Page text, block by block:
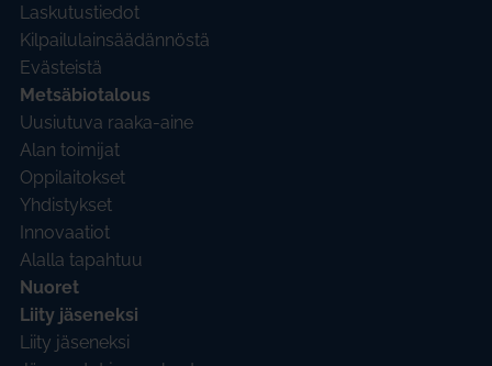
Laskutustiedot
Kilpailulainsäädännöstä
Evästeistä
Metsäbiotalous
Uusiutuva raaka-aine
Alan toimijat
Oppilaitokset
Yhdistykset
Innovaatiot
Alalla tapahtuu
Nuoret
Liity jäseneksi
Liity jäseneksi